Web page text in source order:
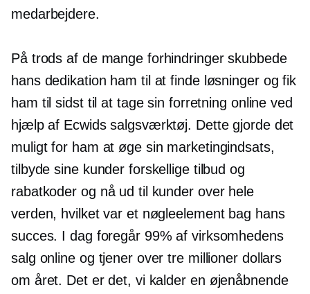
medarbejdere.
På trods af de mange forhindringer skubbede
hans dedikation ham til at finde løsninger og fik
ham til sidst til at tage sin forretning online ved
hjælp af Ecwids salgsværktøj. Dette gjorde det
muligt for ham at øge sin marketingindsats,
tilbyde sine kunder forskellige tilbud og
rabatkoder og nå ud til kunder over hele
verden, hvilket var et nøgleelement bag hans
succes. I dag foregår 99% af virksomhedens
salg online og tjener over tre millioner dollars
om året. Det er det, vi kalder en øjenåbnende